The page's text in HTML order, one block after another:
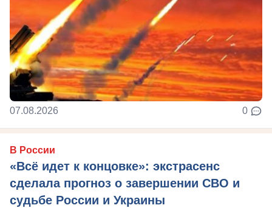
07.08.2026 0
В России
«Всё идет к концовке»: экстрасенс
сделала прогноз о завершении СВО и
судьбе России и Украины